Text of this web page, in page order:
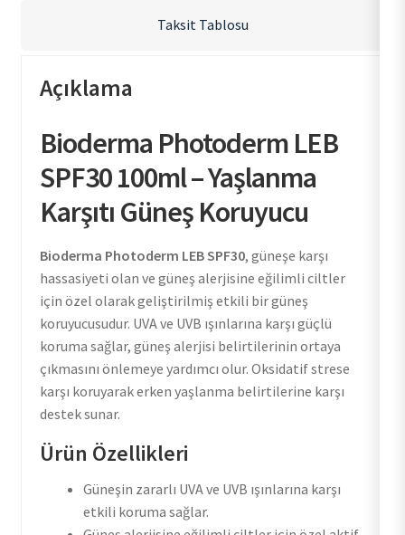
Taksit Tablosu
Açıklama
Bioderma Photoderm LEB
SPF30 100ml – Yaşlanma
Karşıtı Güneş Koruyucu
Bioderma Photoderm LEB SPF30, güneşe karşı
hassasiyeti olan ve güneş alerjisine eğilimli ciltler
için özel olarak geliştirilmiş etkili bir güneş
koruyucusudur. UVA ve UVB ışınlarına karşı güçlü
koruma sağlar, güneş alerjisi belirtilerinin ortaya
çıkmasını önlemeye yardımcı olur. Oksidatif strese
karşı koruyarak erken yaşlanma belirtilerine karşı
destek sunar.
Ürün Özellikleri
Güneşin zararlı UVA ve UVB ışınlarına karşı
etkili koruma sağlar.